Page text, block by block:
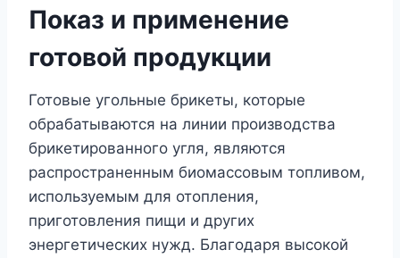
Показ и применение
готовой продукции
Готовые угольные брикеты, которые
обрабатываются на линии производства
брикетированного угля, являются
распространенным биомассовым топливом,
используемым для отопления,
приготовления пищи и других
энергетических нужд. Благодаря высокой